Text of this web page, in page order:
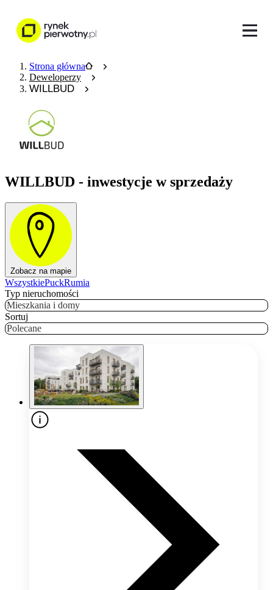
Strona główna
Deweloperzy
WILLBUD
WILLBUD - inwestycje w sprzedaży
Zobacz na mapie
WszystkiePuckRumia
Typ nieruchomości
Mieszkania i domy
Sortuj
Polecane